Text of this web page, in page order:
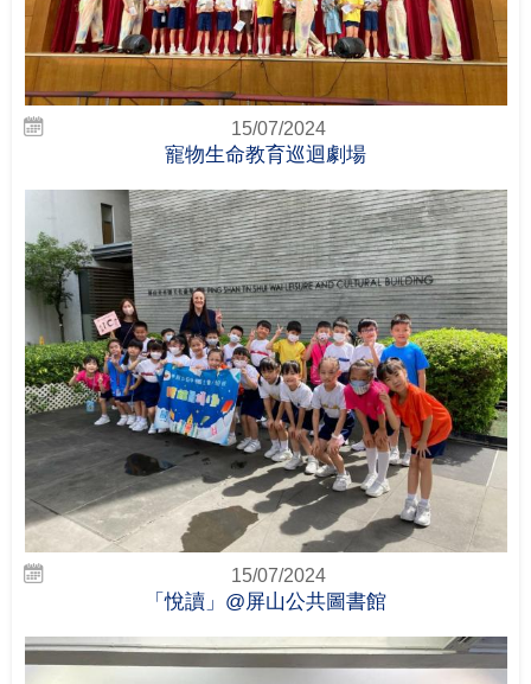
15/07/2024
寵物生命教育巡迴劇場
15/07/2024
「悅讀」@屏山公共圖書館